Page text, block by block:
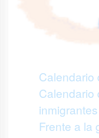
Calendario
Calendario
inmigrantes
Frente a la